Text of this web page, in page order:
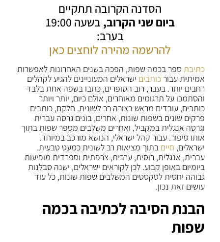
הסדנה הקרובה תתקיים
ביום שני הקרוב,
בשעה 19:00
בערב:
להרשמה מהירה לוחצים כאן
כתיבת ספר בכמה שפות, הפכה בשנים האחרונות לאפשרות
אמיתית עבורכותבים ישראלים המעוניינים להגיע לקהלים
רחבים יותר. בעבר, רוב הסופרים, כתבו בשפה אחת בלבד
והסתמכו על תרגומים מאוחרים, אולם כיום, יותר ויותר
כותבים, עובדים מראש בצורה רב לשונית. חלקם, כותבים
פרקים שונים בשפות שונות, אחרים, בונים גרסה עברית
וגרסה אנגלית במקביל, ואחרים משלבים מספר שפות בתוך
אותו סיפור. עבור קהל ישראלי, הנושא מורכב במיוחד.
ישראלים, חיים בתוך מציאות רב לשונית כמעט טבעית.
עברית, אנגלית, רוסית, ערבית, צרפתית וספרדית מופיעות
ביומיום באופן קבוע. לכן לקוראים ישראלים, ישנה סבלנות
גבוהה יחסית לטקסטים המשלבים שפות שונות, כל עוד
עושים זאת נכון.
הבנת הסיבה לכתיבה בכמה
שפות